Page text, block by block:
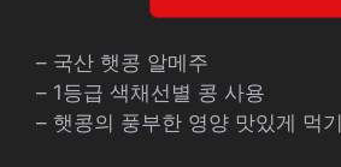
– 국산 햇콩 알메주
– 1등급 색채선별 콩 사용
– 햇콩의 풍부한 영양 맛있게 먹기